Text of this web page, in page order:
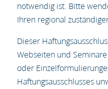
notwendig ist. Bitte
Ihren regional
Dieser
Webseiten und
oder
Haftungsausschlusses